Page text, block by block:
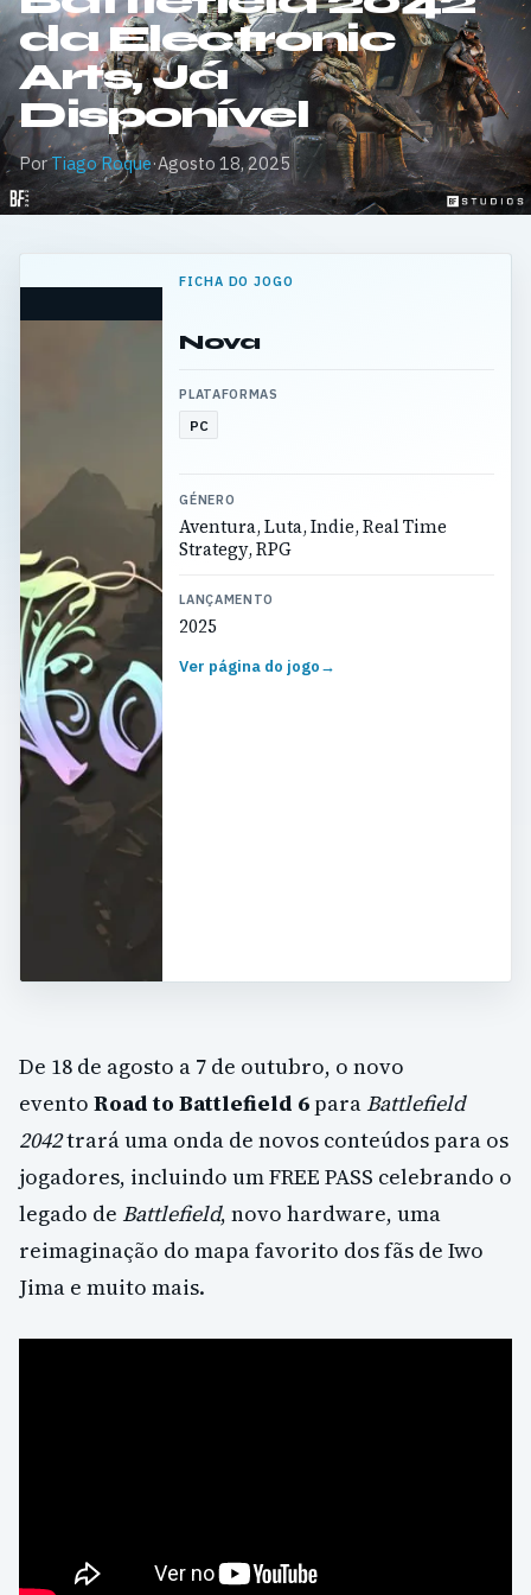
da Electronic
Arts, Já
Disponível
PorTiago Roque·Agosto 18, 2025
FICHA DO JOGO
Nova
PLATAFORMAS
PC
GÉNERO
Aventura, Luta, Indie, Real Time
Strategy, RPG
LANÇAMENTO
2025
Ver página do jogo→
De 18 de agosto a 7 de outubro, o novo
evento Road to Battlefield 6paraBattlefield
2042trará uma onda de novos conteúdos para os
jogadores, incluindo um FREE PASS celebrando o
legado de Battlefield, novo hardware, uma
reimaginação do mapa favorito dos fãs de Iwo
Jima e muito mais.